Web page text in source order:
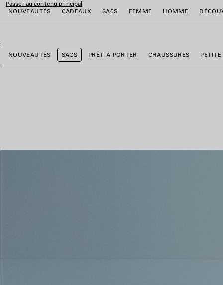
Passer au contenu principal
NOUVEAUTÉS
CADEAUX SACS FEMME HOMME
NOUVEAUTÉS SACS PRÊT-À-PORTER CHAUSSURES